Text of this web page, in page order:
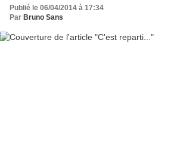
Publié le 06/04/2014 à 17:34
Par Bruno Sans